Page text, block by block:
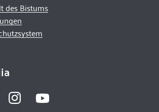
des Bistums